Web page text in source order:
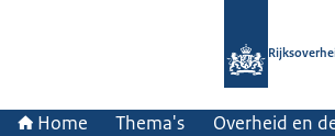
Home Thema's Overheid en